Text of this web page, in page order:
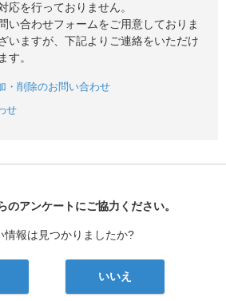
応を行っておりません。
い合わせフォームをご用意しておりま
いますが、下記よりご連絡をいただけ
す。
・削除のお問い合わせ
せ
なび
のアンケートにご協力ください。
情報は見つかりましたか?
いいえ